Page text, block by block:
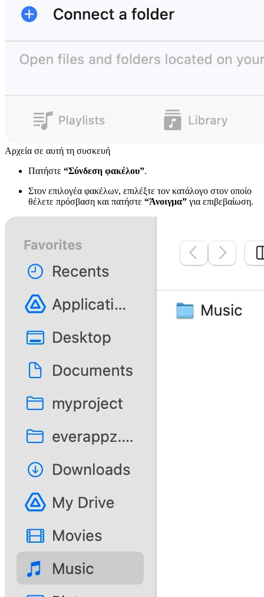
Αρχεία σε αυτή τη συσκευή
Πατήστε “Σύνδεση φακέλου”.
Στον επιλογέα φακέλων, επιλέξτε τον κατάλογο στον οποίο
θέλετε πρόσβαση και πατήστε “Άνοιγμα” για επιβεβαίωση.